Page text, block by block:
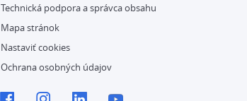
Technická podpora a správca obsahu
Mapa stránok
Nastaviť cookies
Ochrana osobných údajov